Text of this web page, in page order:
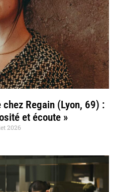
Regain (Lyon, 69) :
et écoute »
2026